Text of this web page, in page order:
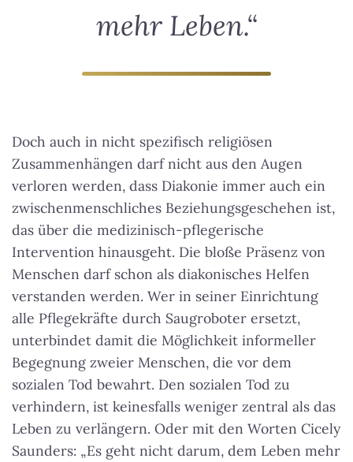
mehr Leben.“
Doch auch in nicht spezifisch religiösen
Zusammenhängen darf nicht aus den Augen
verloren werden, dass Diakonie immer auch ein
zwischenmenschliches Beziehungsgeschehen ist,
das über die medizinisch-pflegerische
Intervention hinausgeht. Die bloße Präsenz von
Menschen darf schon als diakonisches Helfen
verstanden werden. Wer in seiner Einrichtung
alle Pflegekräfte durch Saugroboter ersetzt,
unterbindet damit die Möglichkeit informeller
Begegnung zweier Menschen, die vor dem
sozialen Tod bewahrt. Den sozialen Tod zu
verhindern, ist keinesfalls weniger zentral als das
Leben zu verlängern. Oder mit den Worten Cicely
Saunders: „Es geht nicht darum, dem Leben mehr